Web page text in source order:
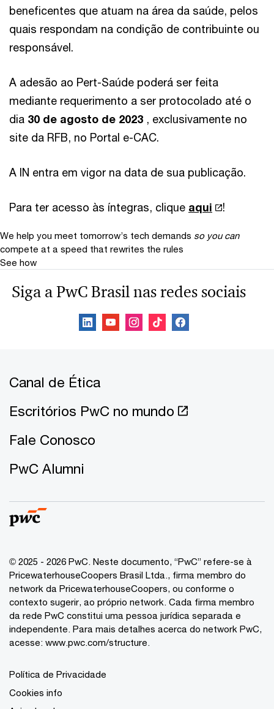
beneficentes que atuam na área da saúde, pelos
quais respondam na condição de contribuinte ou
responsável.
A adesão ao Pert-Saúde poderá ser feita
mediante requerimento a ser protocolado até o
dia 30 de agosto de 2023 , exclusivamente no
site da RFB, no Portal e-CAC.
A IN entra em vigor na data de sua publicação.
Para ter acesso às íntegras, clique aqui !
We help you meet tomorrow’s tech demands so you can
compete at a speed that rewrites the rules
See how
Siga a PwC Brasil nas redes sociais
Canal de Ética
Escritórios PwC no mundo
Fale Conosco
PwC Alumni
© 2025 - 2026 PwC. Neste documento, “PwC” refere-se à
PricewaterhouseCoopers Brasil Ltda., firma membro do
network da PricewaterhouseCoopers, ou conforme o
contexto sugerir, ao próprio network. Cada firma membro
da rede PwC constitui uma pessoa jurídica separada e
independente. Para mais detalhes acerca do network PwC,
acesse: www.pwc.com/structure.
Política de Privacidade
Cookies info